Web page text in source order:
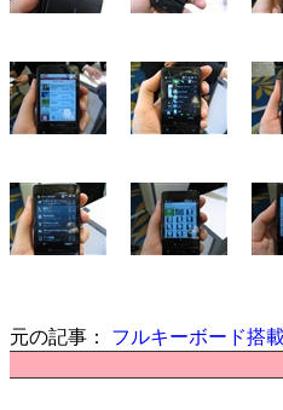
元の記事： フルキーボード搭